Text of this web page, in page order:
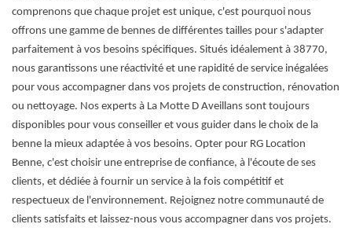
comprenons que chaque projet est unique, c'est pourquoi nous
offrons une gamme de bennes de différentes tailles pour s'adapter
parfaitement à vos besoins spécifiques. Situés idéalement à 38770,
nous garantissons une réactivité et une rapidité de service inégalées
pour vous accompagner dans vos projets de construction, rénovation
ou nettoyage. Nos experts à La Motte D Aveillans sont toujours
disponibles pour vous conseiller et vous guider dans le choix de la
benne la mieux adaptée à vos besoins. Opter pour RG Location
Benne, c'est choisir une entreprise de confiance, à l'écoute de ses
clients, et dédiée à fournir un service à la fois compétitif et
respectueux de l'environnement. Rejoignez notre communauté de
clients satisfaits et laissez-nous vous accompagner dans vos projets.